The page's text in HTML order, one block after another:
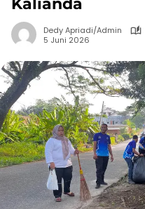
Kalianda
Dedy Apriadi/Admin
5 Juni 2026